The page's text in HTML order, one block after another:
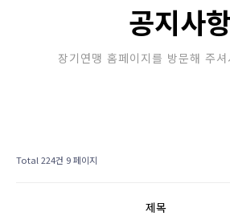
포토갤
공지사항
장기연맹 홈페이지를 방문해 주
Total 224건 9 페이지
제목